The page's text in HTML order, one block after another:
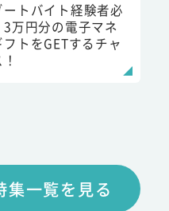
ートバイト経験者必
3万円分の電子マネ
フトをGETするチャ
集一覧を見る